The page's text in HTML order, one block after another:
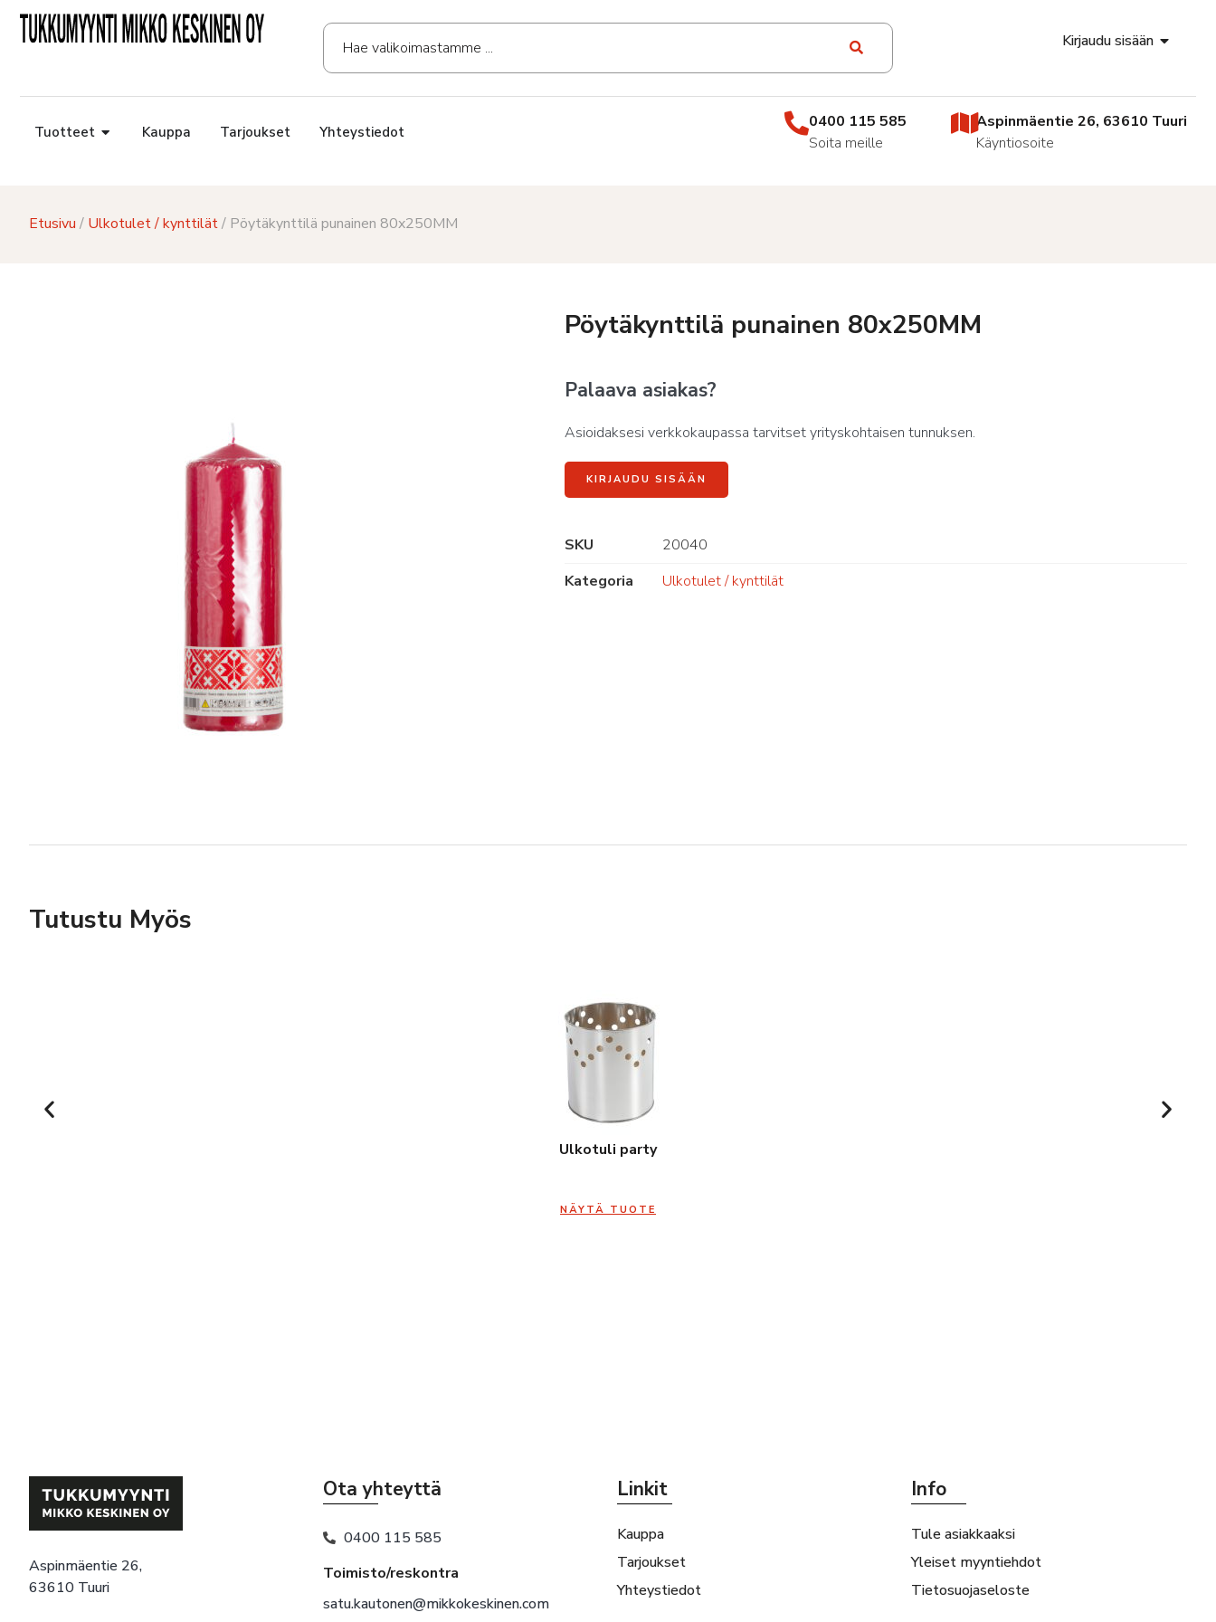
Kirjaudu sisään
Tuotteet Kauppa Tarjoukset Yhteystiedot
0400 115 585
Soita meille
Aspinmäentie 26, 63610 Tuuri
Käyntiosoite
Etusivu / Ulkotulet / kynttilät/ Pöytäkynttilä punainen 80x250MM
Pöytäkynttilä punainen 80x250MM
Palaava asiakas?
Asioidaksesi verkkokaupassa tarvitset yrityskohtaisen tunnuksen.
KIRJAUDU SISÄÄN
SKU
20040
Kategoria
Ulkotulet / kynttilät
Tutustu Myös
Ulkotuli party
NÄYTÄ TUOTE
Aspinmäentie 26,
63610 Tuuri
Ota yhteyttä
0400 115 585
Toimisto/reskontra
satu.kautonen@mikkokeskinen.com
Linkit
Kauppa
Tarjoukset
Yhteystiedot
Info
Tule asiakkaaksi
Yleiset myyntiehdot
Tietosuojaseloste